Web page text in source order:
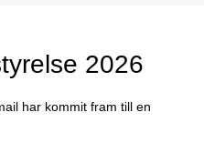
2026
har kommit fram till en